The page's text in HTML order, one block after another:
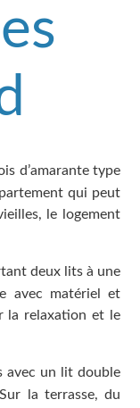
d’amarante type
qui peut
le logement
deux lits à une
avec matériel et
la relaxation et le
avec un lit double
la terrasse, du